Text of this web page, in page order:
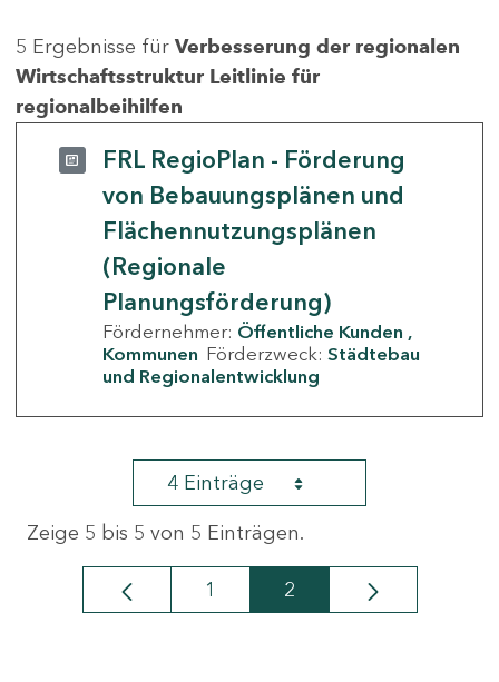
5 Ergebnisse für Verbesserung der regionalen
Wirtschaftsstruktur Leitlinie für
regionalbeihilfen
FRL RegioPlan - Förderung
von Bebauungsplänen und
Flächennutzungsplänen
(Regionale
Planungsförderung)
Fördernehmer: Öffentliche Kunden
Kommunen Förderzweck: Städtebau
und Regionalentwicklung
4 Einträge
Zeige 5 bis 5 von 5 Einträgen.
Seite
1 Seite
2